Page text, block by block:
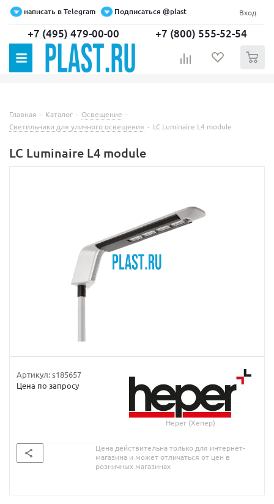
написать в Telegram Подписаться @plast Вход
+7 (495) 479-00-00 +7 (800) 555-52-54
Главная - Каталог - Освещение -
Светильники для уличного освещения - LC Luminaire L4 module
LC Luminaire L4 module
Артикул:s185657
Цена по запросу
Heper (Хепер)
Цена действительна только для интернет-
магазина и может отличаться от цен в
розничных магазинах